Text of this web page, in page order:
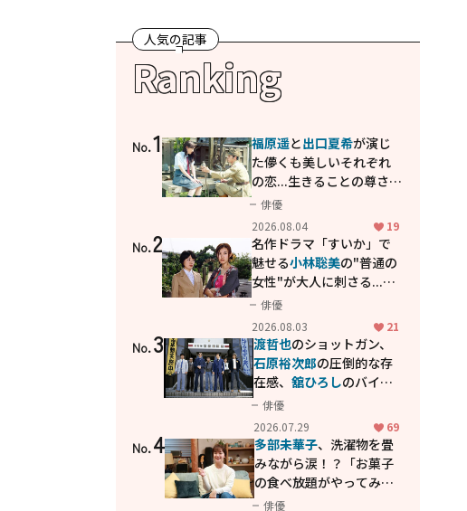
人気の記事
Ranking
No.1 福原遥と出口夏希が演じ
た儚くも美しいそれぞれ
の恋...生きることの尊さを
教えてくれた映画「あの
花が咲く丘で、君とまた出
会えたら。」
俳優
2026.08.04
19
No.2
名作ドラマ「すいか」で
魅せる小林聡美の"普通の
女性"が大人に刺さる...映
画「かもめ食堂」にも通
じる静かな芝居
俳優
2026.08.03
21
No.3 渡哲也のショットガン、
石原裕次郎の圧倒的な存
在感、舘ひろしのバイク
アクション！"大門軍
団"のカッコよさが詰まっ
た「西部警察 PART-II」
俳優
2026.07.29
69
No.4 多部未華子、洗濯物を畳
みながら涙！？「お菓子
の食べ放題がやってみた
い」ハンディファン4台の
俳優